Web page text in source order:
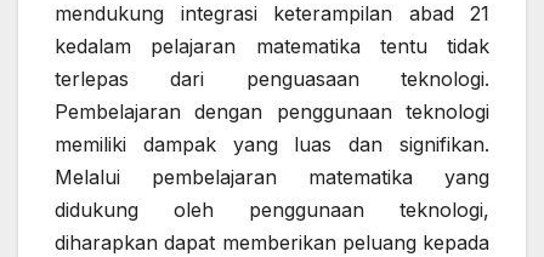
mendukung integrasi keterampilan abad 21
kedalam pelajaran matematika tentu tidak
terlepas dari penguasaan teknologi.
Pembelajaran dengan penggunaan teknologi
memiliki dampak yang luas dan signifikan.
Melalui pembelajaran matematika yang
didukung oleh penggunaan teknologi,
diharapkan dapat memberikan peluang kepada